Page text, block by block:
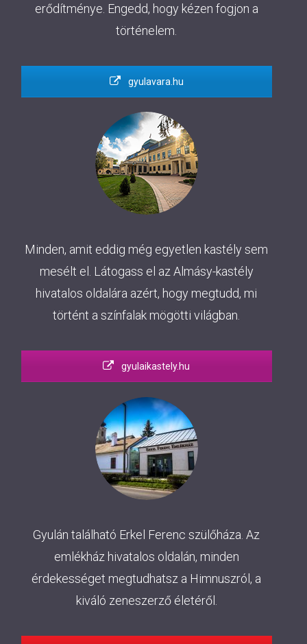
erődítménye. Engedd, hogy kézen fogjon a
történelem.
gyulavara.hu
Minden, amit eddig még egyetlen kastély sem
mesélt el. Látogass el az Almásy-kastély
hivatalos oldalára azért, hogy megtudd, mi
történt a színfalak mögötti világban.
gyulaikastely.hu
Gyulán található Erkel Ferenc szülőháza. Az
emlékház hivatalos oldalán, minden
érdekességet megtudhatsz a Himnuszról, a
kiváló zeneszerző életéről.